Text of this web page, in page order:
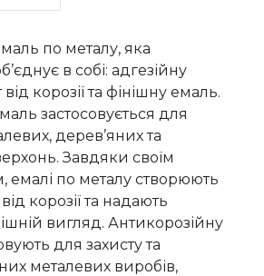
по металу, яка
в собі: адгезійну
корозії та фінішну емаль.
застосовується для
дерев’яних та
Завдяки своїм
емалі по металу створюють
корозії та надають
вигляд. Антикорозійну
для захисту та
металевих виробів,